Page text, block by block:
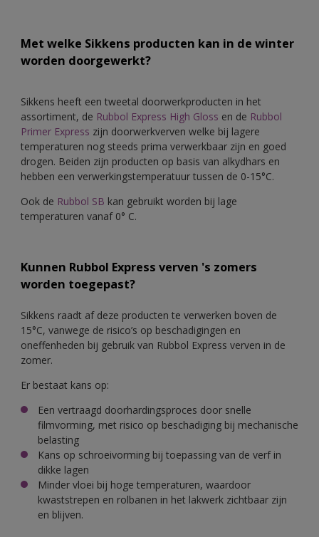
Met welke Sikkens producten kan in de winter
worden doorgewerkt?
Sikkens heeft een tweetal doorwerkproducten in het
assortiment, de Rubbol Express High Gloss en de Rubbol
Primer Express zijn doorwerkverven welke bij lagere
temperaturen nog steeds prima verwerkbaar zijn en goed
drogen. Beiden zijn producten op basis van alkydhars en
hebben een verwerkingstemperatuur tussen de 0-15°C.
Ook de Rubbol SB kan gebruikt worden bij lage
temperaturen vanaf 0° C.
Kunnen Rubbol Express verven 's zomers
worden toegepast?
Sikkens raadt af deze producten te verwerken boven de
15°C, vanwege de risico’s op beschadigingen en
oneffenheden bij gebruik van Rubbol Express verven in de
zomer.
Er bestaat kans op:
Een vertraagd doorhardingsproces door snelle
filmvorming, met risico op beschadiging bij mechanische
belasting
Kans op schroeivorming bij toepassing van de verf in
dikke lagen
Minder vloei bij hoge temperaturen, waardoor
kwaststrepen en rolbanen in het lakwerk zichtbaar zijn
en blijven.